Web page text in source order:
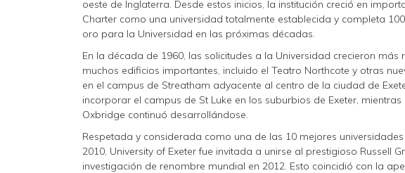
oeste de Inglaterra. Desde estos inicios, la institución creció en
Charter como una universidad totalmente establecida y completa
oro para la Universidad en las próximas décadas.
En la década de 1960, las solicitudes a la Universidad crecieron
muchos edificios importantes, incluido el Teatro Northcote y otras
en el campus de Streatham adyacente al centro de la ciudad de
incorporar el campus de St Luke en los suburbios de Exeter,
Oxbridge continuó desarrollándose.
Respetada y considerada como una de las 10 mejores
2010, University of Exeter fue invitada a unirse al prestigioso Russell
investigación de renombre mundial en 2012. Esto coincidió con la